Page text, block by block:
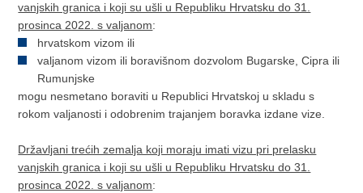
vanjskih granica i koji su ušli u Republiku Hrvatsku do 31.
prosinca 2022. s valjanom:
hrvatskom vizom ili
valjanom vizom ili boravišnom dozvolom Bugarske, Cipra ili
Rumunjske
mogu nesmetano boraviti u Republici Hrvatskoj u skladu s
rokom valjanosti i odobrenim trajanjem boravka izdane vize.
Državljani trećih zemalja koji moraju imati vizu pri prelasku
vanjskih granica i koji su ušli u Republiku Hrvatsku do 31.
prosinca 2022. s valjanom: